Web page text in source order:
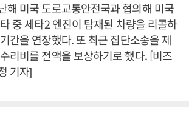
해 미국 도로교통안전국과 협의해 미국
중 세타2 엔진이 탑재된 차량을 리콜하
간을 연장했다. 또 최근 집단소송을 제
리비를 전액을 보상하기로 했다. [비즈
기자]